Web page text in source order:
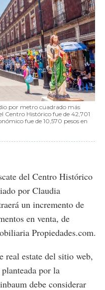
por metro cuadrado más
Centro Histórico fue de 42,701
fue de 10,570 pesos en
del Centro Histórico
por Claudia
un incremento de
en venta, de
Propiedades.com.
real estate del sitio web,
por la
debe considerar